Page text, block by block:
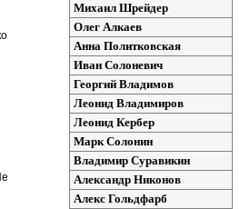
Михаил Шрейдер
Олег Алкаев
Анна Политковская
Иван Солоневич
Георгий Владимов
Леонид Владимиров
Леонид Кербер
Марк Солонин
Владимир Суравикин
Александр Никонов
Алекс Гольдфарб